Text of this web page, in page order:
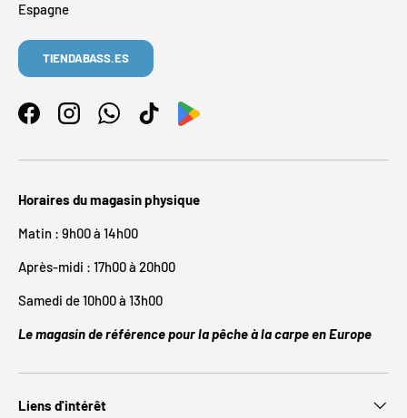
Espagne
TIENDABASS.ES
FacebookInstagramWhatsAppTikTok
Horaires du magasin physique
Matin : 9h00 à 14h00
Après-midi : 17h00 à 20h00
Samedi de 10h00 à 13h00
Le magasin de référence pour la pêche à la carpe en Europe
Liens d'intérêt